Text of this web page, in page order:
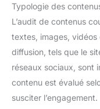
Typologie des
L’audit de contenus
textes, images,
diffusion, tels que le
réseaux sociaux, sont
contenu est évalué
susciter l’engagement.